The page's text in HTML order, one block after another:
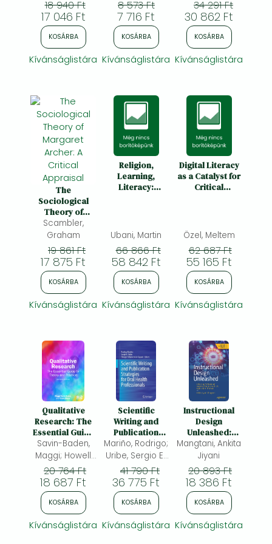
Learning in the
Digital Era
18 940 Ft
17 046 Ft
KOSÁRBA
Kívánságlistára
8 573 Ft
7 716 Ft
KOSÁRBA
Kívánságlistára
Effective
Learning
34 291 Ft
30 862 Ft
KOSÁRBA
Kívánságlistára
The
Sociological
Theory of
Margaret
Archer: A
Critical
Appraisal
Scambler,
Graham
19 861 Ft
17 875 Ft
KOSÁRBA
Kívánságlistára
Religion,
Learning,
Literacy:
Century Public
Education
Ubani, Martin
66 866 Ft
58 842 Ft
KOSÁRBA
Kívánságlistára
Digital Literacy
as a Catalyst for
Critical
Intelligence
Özel, Meltem
62 687 Ft
55 165 Ft
KOSÁRBA
Kívánságlistára
Qualitative
Research: The
Essential Guide
to Theory and
Practice
Savin-Baden,
Maggi; Howell
Major, Claire;
20 764 Ft
18 687 Ft
KOSÁRBA
Kívánságlistára
Scientific
Writing and
Publication
Strategies for
Oral Health
Professionals
Mariño, Rodrigo;
Uribe, Sergio E.;
Villavicencio-
Caparó,
Ebingen
41 790 Ft
36 775 Ft
KOSÁRBA
Kívánságlistára
Instructional
Design
Unleashed:
Unlocking
Professional
Learning
Potential with
UX, Agile and AI
Methods
Mangtani, Ankita
Jiyani
20 893 Ft
18 386 Ft
KOSÁRBA
Kívánságlistára